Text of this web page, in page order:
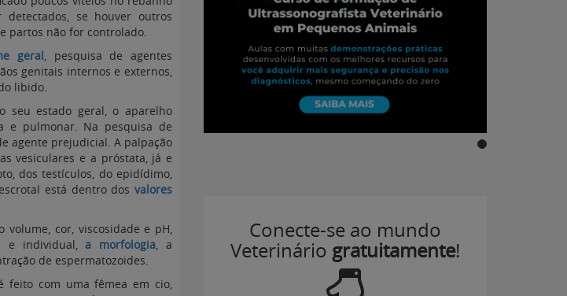
se houver outros
partos não for controlado.
geral, pesquisa de agentes
genitais internos e externos,
libido.
seu estado geral, o aparelho
e pulmonar. Na pesquisa de
agente prejudicial. A palpação
vesiculares e a próstata, já e
dos testículos, do epidídimo,
está dentro dos valores
volume, cor, viscosidade e pH,
e individual,a morfologia, a
de espermatozoides.
feito com uma fêmea em cio,
Conecte-se ao mundo
Veterinário gratuitamente!